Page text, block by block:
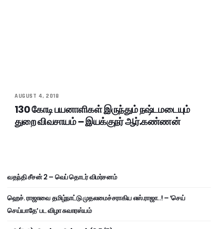
AUGUST 4, 2018
130 கோடி பயனாளிகள் இருந்தும் நஷ்டமடையும்
துறை விவசாயம் – இயக்குநர் ஆர்.கண்ணன்
வதந்தி சீசன் 2 – வெப் தொடர் விமர்சனம்
ஹெச். ராஜாவை தமிழ்நாட்டு முதலமைச்சராகிய எஸ்.ராஜா..! – ‘செய்
செய்யாதே’ பட விழா சுவாரஸ்யம்